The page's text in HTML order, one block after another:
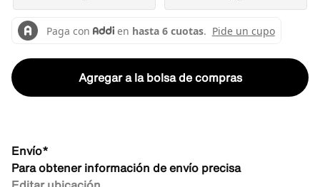
Agregar a la bolsa de compras
Envío*
Para obtener información de envío precisa